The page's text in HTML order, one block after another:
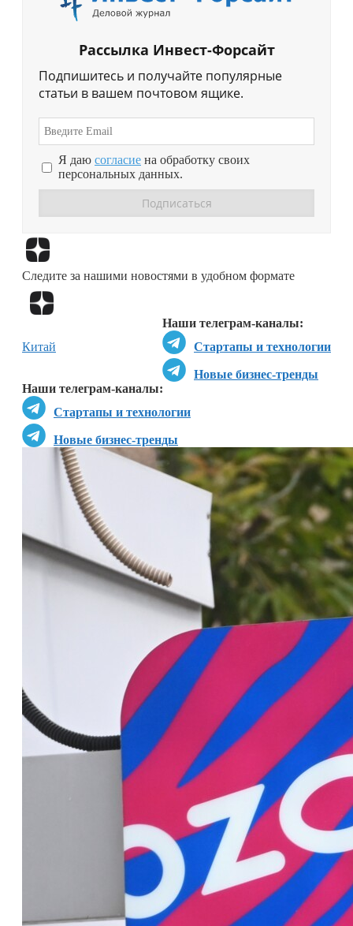
Рассылка Инвест-Форсайт
Подпишитесь и получайте популярные
статьи в вашем почтовом ящике.
Я даю согласие на обработку своих
персональных данных.
Следите за нашими новостями в удобном формате
Наши телеграм-каналы:
Стартапы и технологии
Новые бизнес-тренды
Наши телеграм-каналы:
Стартапы и технологии
Новые бизнес-тренды
Китай